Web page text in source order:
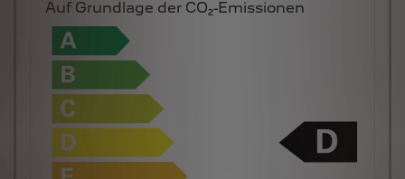
Auf Grundlage der CO₂-Emissionen